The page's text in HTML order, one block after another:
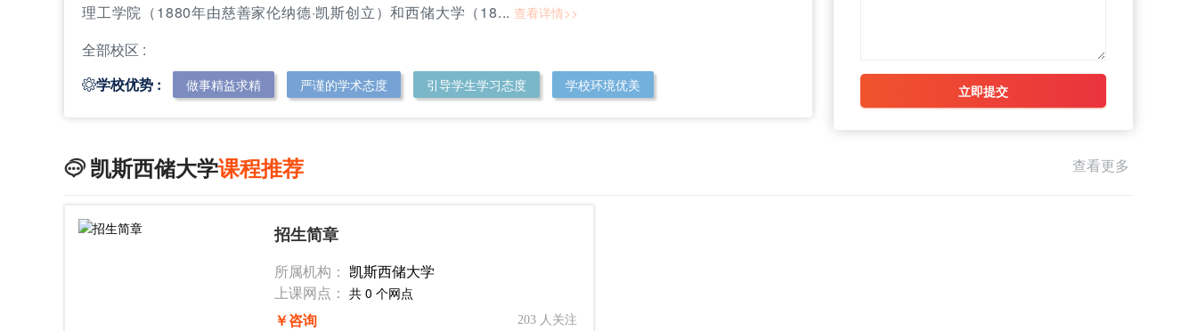
理工学院（1880年由慈善家伦纳德·凯斯创立）和西储大学（18... 查看详情>>
全部校区 :
学校优势 : 做事精益求精 严谨的学术态度 引导学生学习态度 学校环境优美 立即提交
 凯斯西储大学课程推荐 查看更多
招生简章
所属机构： 凯斯西储大学
上课网点： 共 0 个网点
￥咨询 203 人关注